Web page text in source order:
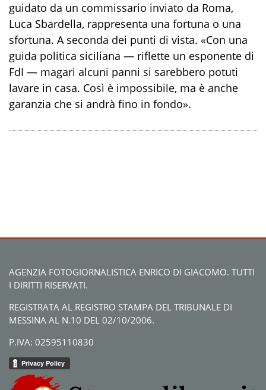
guidato da un commissario inviato da Roma,
Luca Sbardella, rappresenta una fortuna o una
sfortuna. A seconda dei punti di vista. «Con una
guida politica siciliana — riflette un esponente di
FdI — magari alcuni panni si sarebbero potuti
lavare in casa. Così è impossibile, ma è anche
garanzia che si andrà fino in fondo».
AGENZIA FOTOGIORNALISTICA ENRICO DI GIACOMO. TUTTI
I DIRITTI RISERVATI.
REGISTRATA AL REGISTRO STAMPA DEL TRIBUNALE DI
MESSINA AL N.10 DEL 02/10/2006.
P.IVA: 02595110830